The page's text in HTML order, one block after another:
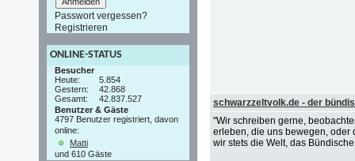
Passwort vergessen?
Registrieren
ONLINE-STATUS
Besucher
Heute:
5.854
Gestern:
42.868
Gesamt:
42.837.527
Benutzer & Gäste
4797 Benutzer registriert, davon
online:
Matti
und 610 Gäste
schwarzzeltvolk.de - der
"Wir schreiben gerne,
erleben, die uns bewegen, oder
wir stets die Welt, das